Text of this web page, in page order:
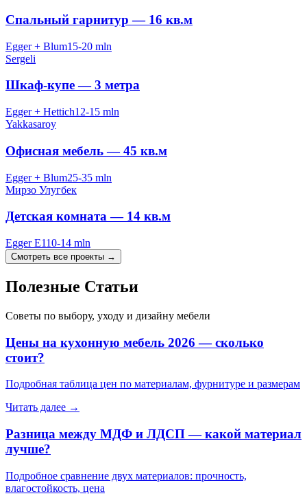
Спальный гарнитур — 16 кв.м
Egger + Blum15-20 mln
Sergeli
Шкаф-купе — 3 метра
Egger + Hettich12-15 mln
Yakkasaroy
Офисная мебель — 45 кв.м
Egger + Blum25-35 mln
Мирзо Улугбек
Детская комната — 14 кв.м
Egger E110-14 mln
Смотреть все проекты →
Полезные Статьи
Советы по выбору, уходу и дизайну мебели
Цены на кухонную мебель 2026 — сколько
стоит?
Подробная таблица цен по материалам, фурнитуре и размерам
Читать далее →
Разница между МДФ и ЛДСП — какой материал
лучше?
Подробное сравнение двух материалов: прочность,
влагостойкость, цена